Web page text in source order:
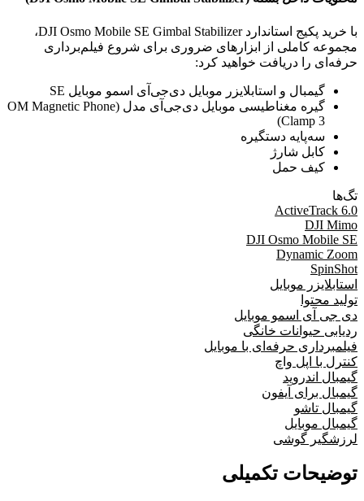
با خرید پکیج استاندارد DJI Osmo Mobile SE Gimbal Stabilizer،
مجموعه کاملی از ابزارهای ضروری برای شروع فیلم‌برداری
حرفه‌ای را دریافت خواهید کرد:
گیمبال و استابلایزر موبایل دی‌جی‌آی اسمو موبایل SE
گیره مغناطیسی موبایل دی‌جی‌آی مدل (OM Magnetic Phone
Clamp 3)
سه‌پایه دستگیره
کابل شارژ
کیف حمل
تگ‌ها
ActiveTrack 6.0
DJI Mimo
DJI Osmo Mobile SE
Dynamic Zoom
SpinShot
استابلایزر موبایل
تولید محتوا
دی جی آی اسمو موبایل
ردیابی حیوانات خانگی
فیلمبرداری حرفه‌ای با موبایل
کنترل با اپل واچ
گیمبال اندروید
گیمبال برای آیفون
گیمبال تاشو
گیمبال موبایل
لرزشگیر گوشی
توضیحات تکمیلی